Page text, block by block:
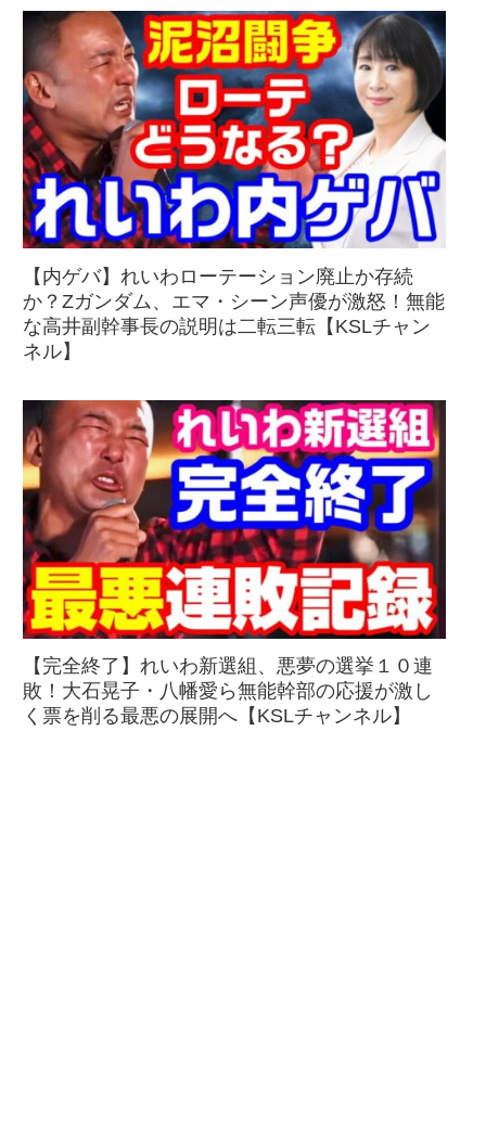
【内ゲバ】れいわローテーション廃止か存続
か？Zガンダム、エマ・シーン声優が激怒！無能
な高井副幹事長の説明は二転三転【KSLチャン
ネル】
【完全終了】れいわ新選組、悪夢の選挙１０連
敗！大石晃子・八幡愛ら無能幹部の応援が激し
く票を削る最悪の展開へ【KSLチャンネル】